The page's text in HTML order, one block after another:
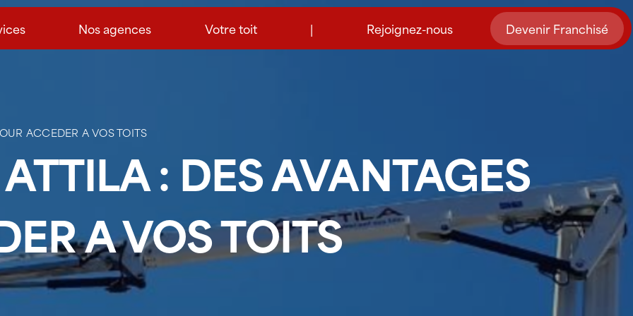
Nos agences Votre toit | Rejoignez-nous Devenir Franchisé
ACCEDER A VOS TOITS
: DES AVANTAGES
A VOS TOITS